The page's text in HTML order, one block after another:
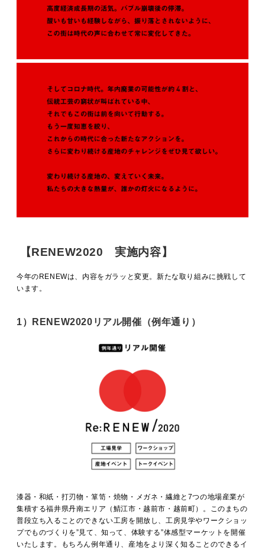
【RENEW2020 実施内容】
今年のRENEWは、内容をガラッと変更。新たな取り組みに挑戦して
います。
1）RENEW2020リアル開催（例年通り）
漆器・和紙・打刃物・箪笥・焼物・メガネ・繊維と7つの地場産業が
集積する福井県丹南エリア（鯖江市・越前市・越前町）。このまちの
普段立ち入ることのできない工房を開放し、工房見学やワークショッ
プでものづくりを”見て、知って、体験する”体感型マーケットを開催
いたします。もちろん例年通り、産地をより深く知ることのできるイ